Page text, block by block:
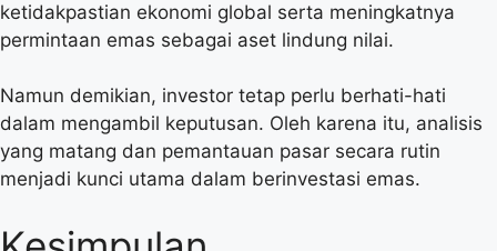
ketidakpastian ekonomi global serta meningkatnya
permintaan emas sebagai aset lindung nilai.
Namun demikian, investor tetap perlu berhati-hati
dalam mengambil keputusan. Oleh karena itu, analisis
yang matang dan pemantauan pasar secara rutin
menjadi kunci utama dalam berinvestasi emas.